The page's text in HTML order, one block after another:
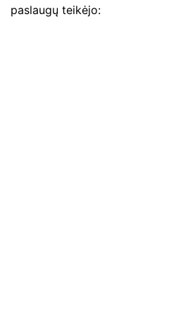
paslaugų teikėjo: